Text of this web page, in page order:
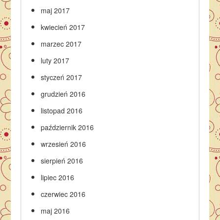
maj 2017
kwiecień 2017
marzec 2017
luty 2017
styczeń 2017
grudzień 2016
listopad 2016
październik 2016
wrzesień 2016
sierpień 2016
lipiec 2016
czerwiec 2016
maj 2016